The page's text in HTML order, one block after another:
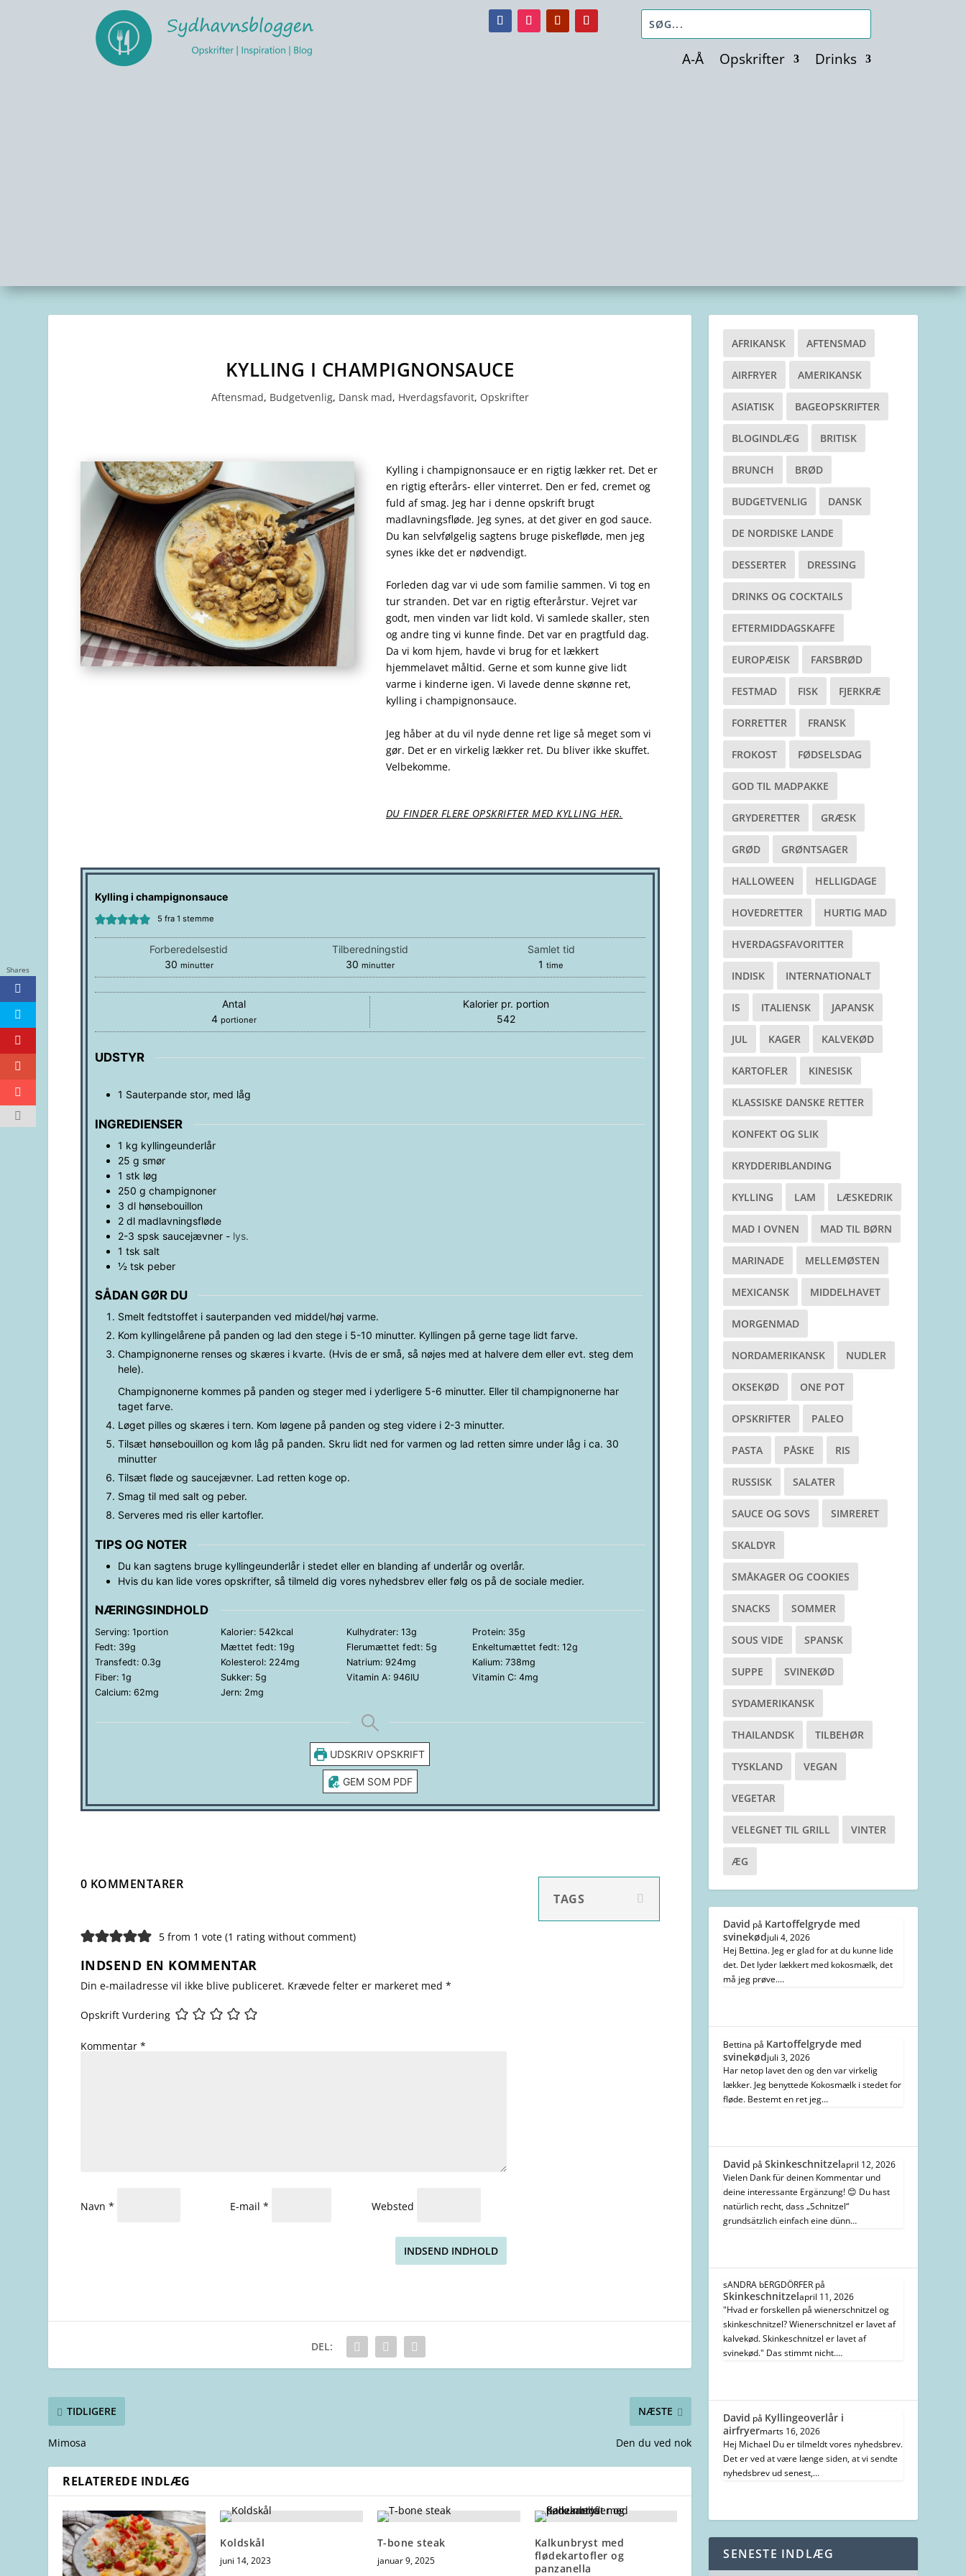
A-Å Opskrifter Drinks
KYLLING I CHAMPIGNONSAUCE
Aftensmad, Budgetvenlig, Dansk mad, Hverdagsfavorit, Opskrifter
Kylling i champignonsauce er en rigtig lækker ret. Det er
en rigtig efterårs- eller vinterret. Den er fed, cremet og
fuld af smag. Jeg har i denne opskrift brugt
madlavningsfløde. Jeg synes, at det giver en god sauce.
Du kan selvfølgelig sagtens bruge piskefløde, men jeg
synes ikke det er nødvendigt.
Forleden dag var vi ude som familie sammen. Vi tog en
tur stranden. Det var en rigtig efterårstur. Vejret var
godt, men vinden var lidt kold. Vi samlede skaller, sten
og andre ting vi kunne finde. Det var en pragtfuld dag.
Da vi kom hjem, havde vi brug for et lækkert
hjemmelavet måltid. Gerne et som kunne give lidt
varme i kinderne igen. Vi lavede denne skønne ret,
kylling i champignonsauce.
Jeg håber at du vil nyde denne ret lige så meget som vi
gør. Det er en virkelig lækker ret. Du bliver ikke skuffet.
Velbekomme.
DU FINDER FLERE OPSKRIFTER MED KYLLING HER.
Kylling i champignonsauce
5 fra 1 stemme
Forberedelsestid
30minutter
minutter
Tilberedningstid
30minutter
minutter
Samlet tid
1 time
time
Antal
4 portioner
Kalorier pr. portion
542
UDSTYR
1 Sauterpande stor, med låg
INGREDIENSER
1 kg kyllingeunderlår
25 g smør
1 stk løg
250 g champignoner
3 dl hønsebouillon
2 dl madlavningsfløde
2-3 spsk saucejævner- lys.
1 tsk salt
½ tsk peber
SÅDAN GØR DU
Smelt fedtstoffet i sauterpanden ved middel/høj varme.
Kom kyllingelårene på panden og lad den stege i 5-10 minutter. Kyllingen på gerne tage lidt farve.
Champignonerne renses og skæres i kvarte. (Hvis de er små, så nøjes med at halvere dem eller evt. steg dem
hele).
Champignonerne kommes på panden og steger med i yderligere 5-6 minutter. Eller til champignonerne har
taget farve.
Løget pilles og skæres i tern. Kom løgene på panden og steg videre i 2-3 minutter.
Tilsæt hønsebouillon og kom låg på panden. Skru lidt ned for varmen og lad retten simre under låg i ca. 30
minutter
Tilsæt fløde og saucejævner. Lad retten koge op.
Smag til med salt og peber.
Serveres med ris eller kartofler.
TIPS OG NOTER
Du kan sagtens bruge kyllingeunderlår i stedet eller en blanding af underlår og overlår.
Hvis du kan lide vores opskrifter, så tilmeld dig vores nyhedsbrev eller følg os på de sociale medier.
NÆRINGSINDHOLD
Serving: 1portion Kalorier: 542kcal Kulhydrater: 13g Protein: 35g
Fedt: 39g Mættet fedt: 19g Flerumættet fedt: 5g Enkeltumættet fedt: 12g
Transfedt: 0.3g Kolesterol: 224mg Natrium: 924mg Kalium: 738mg
Fiber: 1g Sukker: 5g Vitamin A: 946IU Vitamin C: 4mg
Calcium: 62mg Jern: 2mg
UDSKRIV OPSKRIFT
GEM SOM PDF
0 KOMMENTARER
5 from 1 vote (1 rating without comment)
INDSEND EN KOMMENTAR
Din e-mailadresse vil ikke blive publiceret. Krævede felter er markeret med *
Opskrift Vurdering
Kommentar *
Navn * E-mail * Websted
INDSEND INDHOLD
TAGS
DEL:
TIDLIGERE
Mimosa
NÆSTE
Den du ved nok
RELATEREDE INDLÆG
Koldskål
juni 14, 2023
T-bone steak
januar 9, 2025
Kalkunbryst med
flødekartofler og
panzanella
AFRIKANSK AFTENSMAD
AIRFRYER AMERIKANSK
ASIATISK BAGEOPSKRIFTER
BLOGINDLÆG BRITISK
BRUNCH BRØD
BUDGETVENLIG DANSK
DE NORDISKE LANDE
DESSERTER DRESSING
DRINKS OG COCKTAILS
EFTERMIDDAGSKAFFE
EUROPÆISK FARSBRØD
FESTMAD FISK FJERKRÆ
FORRETTER FRANSK
FROKOST FØDSELSDAG
GOD TIL MADPAKKE
GRYDERETTER GRÆSK
GRØD GRØNTSAGER
HALLOWEEN HELLIGDAGE
HOVEDRETTER HURTIG MAD
HVERDAGSFAVORITTER
INDISK INTERNATIONALT
IS ITALIENSK JAPANSK
JUL KAGER KALVEKØD
KARTOFLER KINESISK
KLASSISKE DANSKE RETTER
KONFEKT OG SLIK
KRYDDERIBLANDING
KYLLING LAM LÆSKEDRIK
MAD I OVNEN MAD TIL BØRN
MARINADE MELLEMØSTEN
MEXICANSK MIDDELHAVET
MORGENMAD
NORDAMERIKANSK NUDLER
OKSEKØD ONE POT
OPSKRIFTER PALEO
PASTA PÅSKE RIS
RUSSISK SALATER
SAUCE OG SOVS SIMRERET
SKALDYR
SMÅKAGER OG COOKIES
SNACKS SOMMER
SOUS VIDE SPANSK
SUPPE SVINEKØD
SYDAMERIKANSK
THAILANDSK TILBEHØR
TYSKLAND VEGAN
VEGETAR
VELEGNET TIL GRILL VINTER
ÆG
David på Kartoffelgryde med
svinekødjuli 4, 2026
Hej Bettina. Jeg er glad for at du kunne lide
det. Det lyder lækkert med kokosmælk, det
må jeg prøve.…
Bettina på Kartoffelgryde med
svinekødjuli 3, 2026
Har netop lavet den og den var virkelig
lækker. Jeg benyttede Kokosmælk i stedet for
fløde. Bestemt en ret jeg…
David påSkinkeschnitzelapril 12, 2026
Vielen Dank für deinen Kommentar und
deine interessante Ergänzung! 😊 Du hast
natürlich recht, dass „Schnitzel“
grundsätzlich einfach eine dünn…
sANDRA bERGDÖRFER på
Skinkeschnitzelapril 11, 2026
"Hvad er forskellen på wienerschnitzel og
skinkeschnitzel? Wienerschnitzel er lavet af
kalvekød. Skinkeschnitzel er lavet af
svinekød." Das stimmt nicht.…
David på Kyllingeoverlår i
airfryermarts 16, 2026
Hej Michael Du er tilmeldt vores nyhedsbrev.
Det er ved at være længe siden, at vi sendte
nyhedsbrev ud senest,…
SENESTE INDLÆG
Shares